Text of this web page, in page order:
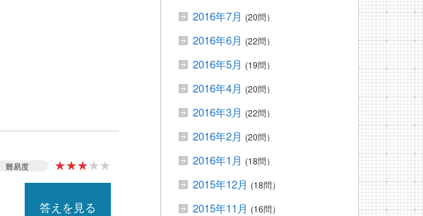
難易度 ★★★★★
答えを見る
2016年7月 (20問）
2016年6月 (22問）
2016年5月 (19問）
2016年4月 (20問）
2016年3月 (22問）
2016年2月 (20問）
2016年1月 (18問）
2015年12月 (18問）
2015年11月 (16問）